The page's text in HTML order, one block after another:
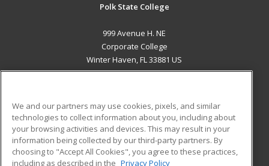
Polk State College
999 Avenue H. NE
Corporate College
Winter Haven, FL 33881 US
ADDITIONAL RESOURCES
Military
Financial Assistance
Student Blog
We and our partners may use cookies, pixels, and similar
technologies to collect information about you, including about
your browsing activities and devices. This may result in your
information being collected by our third-party partners. By
choosing to "Accept All Cookies", you agree to these practices,
including as described in the Privacy Policy